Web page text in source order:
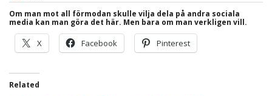
Om man mot all förmodan skulle vilja dela på andra sociala
media kan man göra det här. Men bara om man verkligen vill.
X Facebook Pinterest
Related